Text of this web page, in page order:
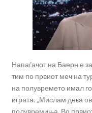
Напаѓачот на Баерн е
тим по првиот меч на
на полувремето имал
играта. „Мислам дека